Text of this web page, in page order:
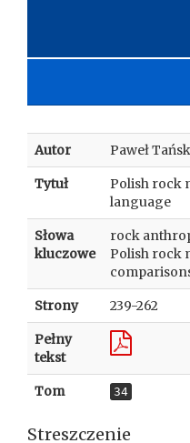
Autor Paweł
Tytuł
Polish rock
language
Słowa
kluczowe
rock
Polish rock
Strony 239-262
Pełny
tekst
Tom 34
Streszczenie